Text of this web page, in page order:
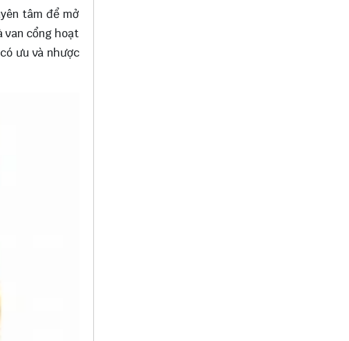
tâm để mở
van cổng hoạt
ưu và nhược